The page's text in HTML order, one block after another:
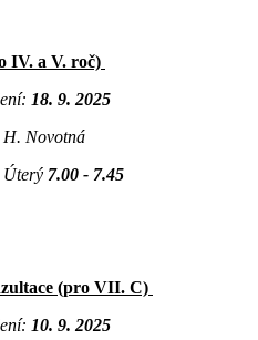
IV. a V. roč)
18. 9. 2025
Novotná
Úterý 7.00 - 7.45
(pro VII. C)
10. 9. 2025